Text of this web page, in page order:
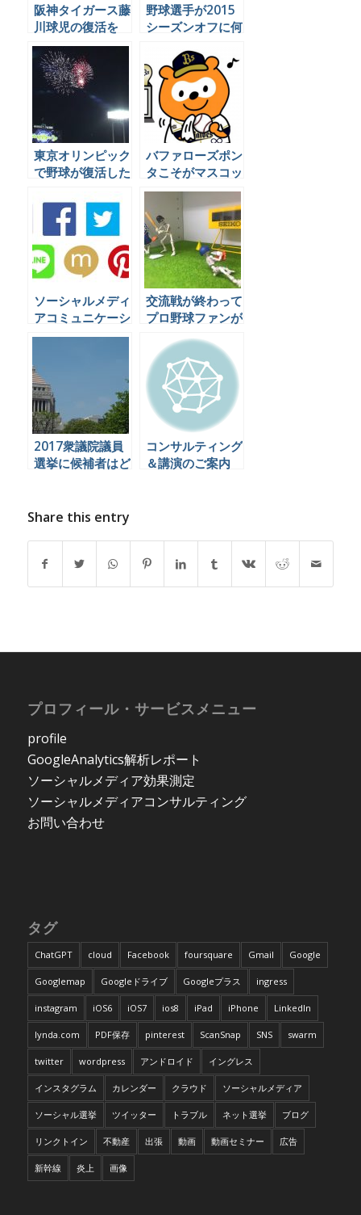
阪神タイガース藤
川球児の復活を
Twitter民はどう
見たか、まとめ
野球選手が2015
シーズンオフに何
Twitterで見てみ
よう
東京オリンピック
で野球が復活した
ーシャル民はどう
言っているのか見
てみました
バファローズポン
タこそがマスコッ
トキャラの鏡であ
ることをTwitter
で証明している
ソーシャルメディ
アコミュニケーシ
ョンの代行業務を
にほとんど無いら
しい。
交流戦が終わって
プロ野球ファンが
チェックしておく
べきFacebookペ
ージ・Twitterア
カウントとは
2017衆議院議員
選挙に候補者はど
良いのか
コンサルティング
＆講演のご案内
Share this entry
プロフィール・サービスメニュー
profile
GoogleAnalytics解析レポート
ソーシャルメディア効果測定
ソーシャルメディアコンサルティング
お問い合わせ
タグ
ChatGPT cloud Facebook foursquare Gmail Google
Googlemap Googleドライブ Googleプラス ingress
instagram iOS6 iOS7 ios8 iPad iPhone LinkedIn
lynda.com PDF保存 pinterest ScanSnap SNS swarm
twitter wordpress アンドロイド イングレス
インスタグラム カレンダー クラウド ソーシャルメディア
ソーシャル選挙 ツイッター トラブル ネット選挙 ブログ
リンクトイン 不動産 出張 動画 動画セミナー 広告
新幹線 炎上 画像